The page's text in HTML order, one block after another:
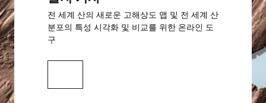
전 세계 산의 새로운 고해상도 맵 및 전 세계 산
분포의 특성 시각화 및 비교를 위한 온라인 도
구